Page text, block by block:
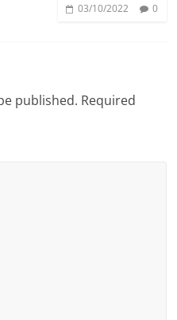
03/10/2022 0
published. Required